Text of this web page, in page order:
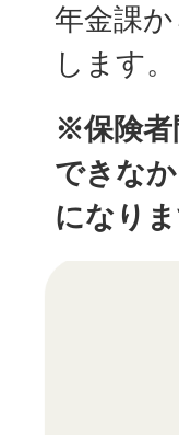
年金課
します。
※保険者
できな
になりま